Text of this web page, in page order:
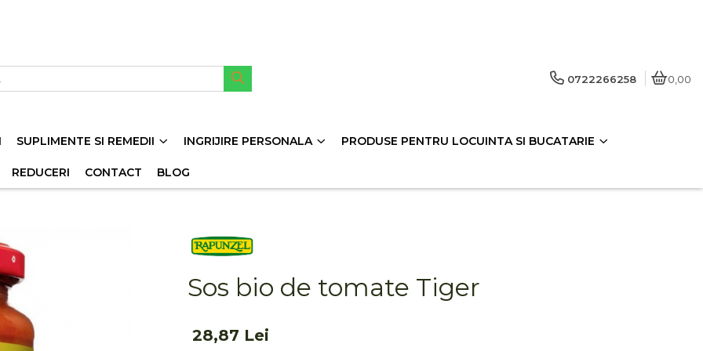
0722266258 0,00
SUPLIMENTE SI REMEDII INGRIJIRE PERSONALA PRODUSE PENTRU LOCUINTA SI BUCATARIE
REDUCERI CONTACT BLOG
Sos bio de tomate Tiger
28,87 Lei